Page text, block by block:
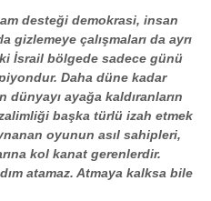
desteği demokrasi, insan
gizlemeye çalışmaları da ayrı
İsrail bölgede sadece günü
Daha düne kadar
dünyayı ayağa kaldıranların
başka türlü izah etmek
oyunun asıl sahipleri,
kol kanat gerenlerdir.
atamaz. Atmaya kalksa bile